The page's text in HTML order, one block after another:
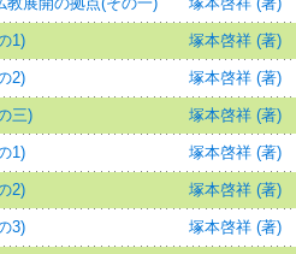
1) 塚本啓祥 (著)
2) 塚本啓祥 (著)
三) 塚本啓祥 (著)
1) 塚本啓祥 (著)
2) 塚本啓祥 (著)
3) 塚本啓祥 (著)